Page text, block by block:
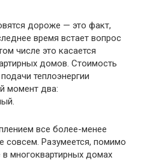
дороже — это факт,
время встает вопрос
числе это касается
домов. Стоимость
теплоэнергии
момент два:
все более-менее
совсем. Разумеется, помимо
многоквартирных домах